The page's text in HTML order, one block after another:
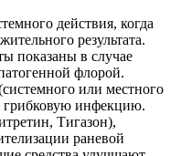
действия, когда
результата.
показаны в случае
флорой.
или местного
грибковую инфекцию.
Тигазон),
раневой